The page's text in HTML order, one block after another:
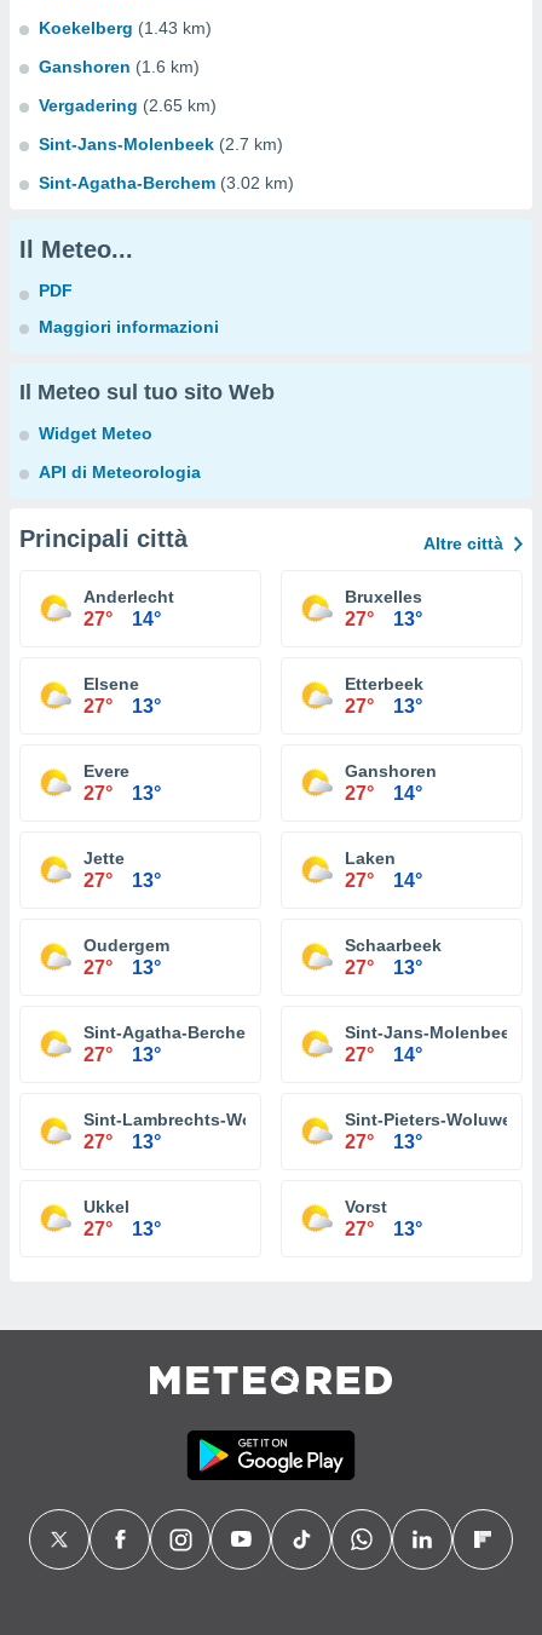
Koekelberg (1.43 km)
Ganshoren (1.6 km)
Vergadering (2.65 km)
Sint-Jans-Molenbeek (2.7 km)
Sint-Agatha-Berchem (3.02 km)
Il Meteo...
PDF
Maggiori informazioni
Il Meteo sul tuo sito Web
Widget Meteo
API di Meteorologia
Principali città Altre città
Anderlecht
27° 14°
Bruxelles
27° 13°
Elsene
27° 13°
Etterbeek
27° 13°
Evere
27° 13°
Ganshoren
27° 14°
Jette
27° 13°
Laken
27° 14°
Oudergem
27° 13°
Schaarbeek
27° 13°
Sint-Agatha-Berchem
27° 13°
Sint-Jans-Molenbeek
27° 14°
Sint-Lambrechts-Woluwe
27° 13°
Sint-Pieters-Woluwe
27° 13°
Ukkel
27° 13°
Vorst
27° 13°